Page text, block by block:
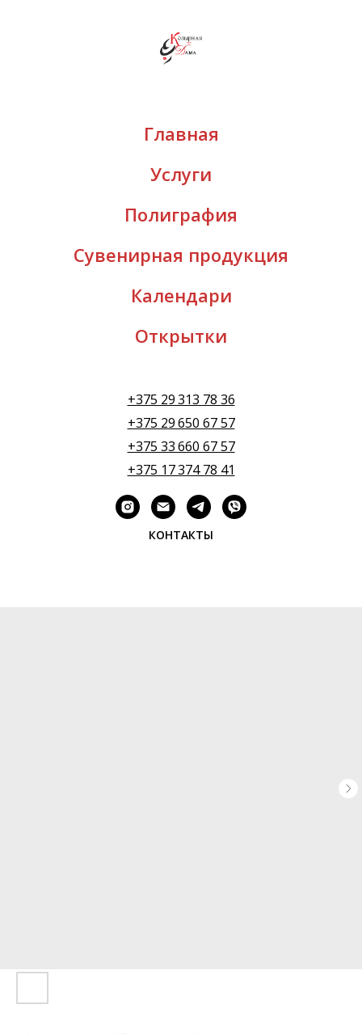
Главная
Услуги
Полиграфия
Сувенирная продукция
Календари
Открытки
+375 29 313 78 36
+375 29 650 67 57
+375 33 660 67 57
+375 17 374 78 41
КОНТАКТЫ